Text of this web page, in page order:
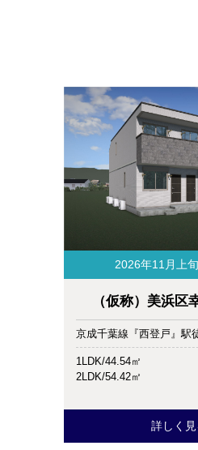
2026年11月上
（仮称）美浜区
京成千葉線『西登戸』駅
1LDK/44.54㎡
2LDK/54.42㎡
詳しく見